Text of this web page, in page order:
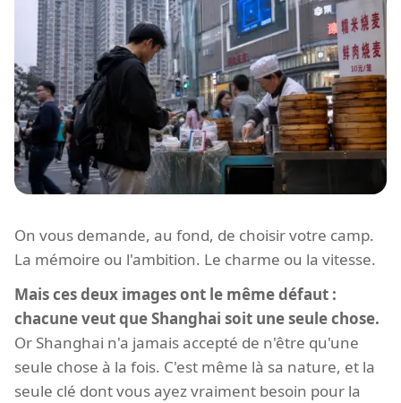
On vous demande, au fond, de choisir votre camp.
La mémoire ou l'ambition. Le charme ou la vitesse.
Mais ces deux images ont le même défaut :
chacune veut que Shanghai soit une seule chose.
Or Shanghai n'a jamais accepté de n'être qu'une
seule chose à la fois. C'est même là sa nature, et la
seule clé dont vous ayez vraiment besoin pour la